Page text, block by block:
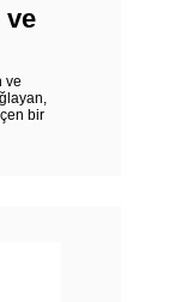
ve
ve
bir